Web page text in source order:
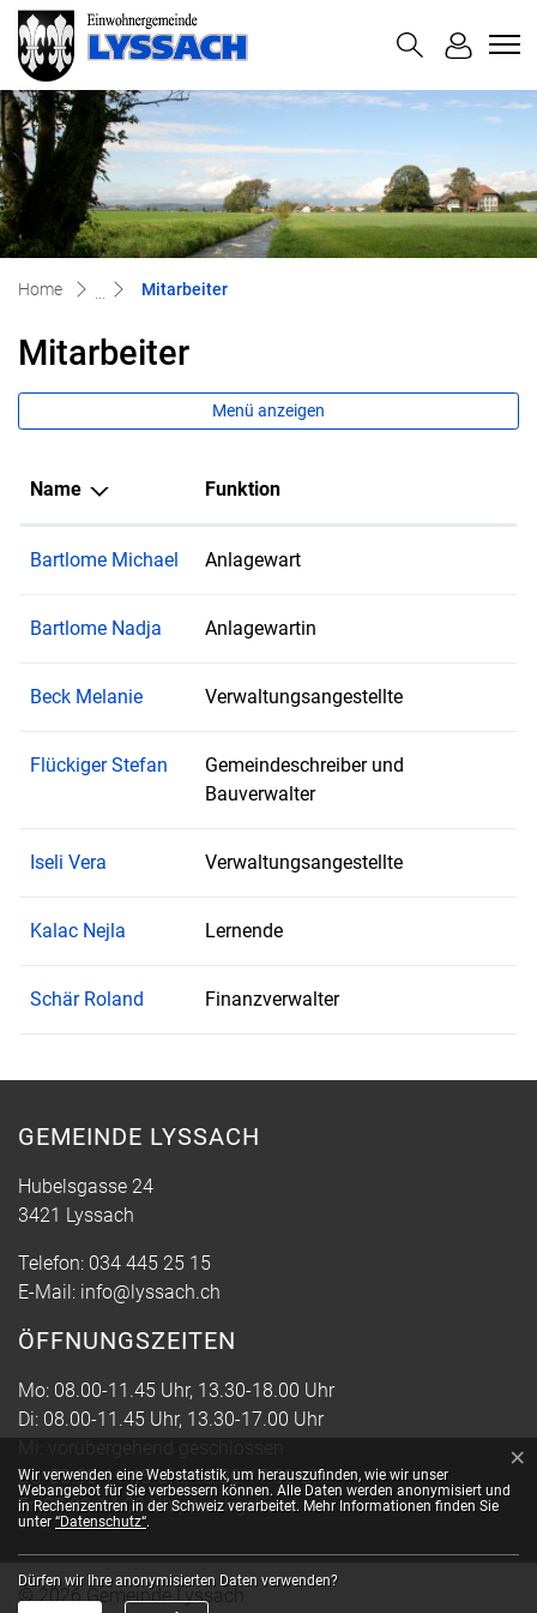
zur Startseite
Direkt zur Hauptnavigation
Direkt zum Inhalt
Direkt zur Suche
Direkt zum Stichwortverzeichnis
Home Mitarbeiter(ausgewählt)
Mitarbeiter
Menü anzeigen
Name Funktion
Bartlome Michael Anlagewart
Bartlome Nadja Anlagewartin
Beck Melanie Verwaltungsangestellte
Flückiger Stefan
Gemeindeschreiber und
Bauverwalter
Iseli Vera Verwaltungsangestellte
Kalac Nejla Lernende
Schär Roland Finanzverwalter
GEMEINDE LYSSACH
Hubelsgasse 24
3421 Lyssach
Telefon: 034 445 25 15
E-Mail: info@lyssach.ch
ÖFFNUNGSZEITEN
Mo: 08.00-11.45 Uhr, 13.30-18.00 Uhr
Di: 08.00-11.45 Uhr, 13.30-17.00 Uhr
Do: 08.00-11.45 Uhr, 13.30-17.00 Uhr
Fr: 07.00-14.00 Uhr, durchgehend
© 2026 Gemeinde Lyssach
Webstatistik
Wir verwenden eine Webstatistik, um herauszufinden, wie wir unser
Webangebot für Sie verbessern können. Alle Daten werden anonymisiert und
in Rechenzentren in der Schweiz verarbeitet. Mehr Informationen finden Sie
unter “Datenschutz“.
Dürfen wir Ihre anonymisierten Daten verwenden?
×